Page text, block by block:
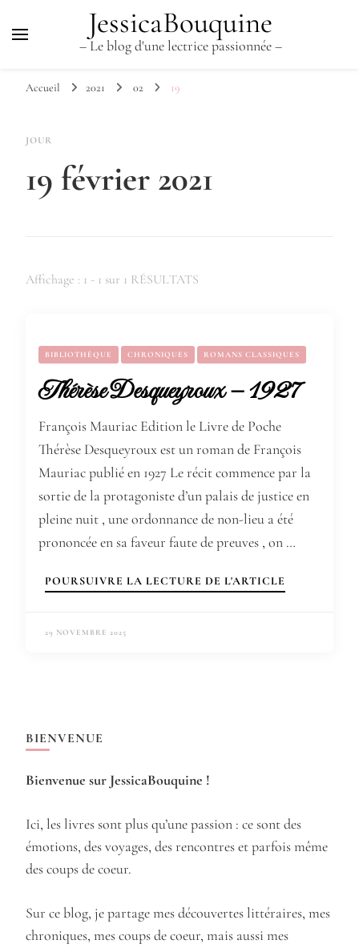
JessicaBouquine
– Le blog d'une lectrice passionnée –
Accueil 2021 02 19
JOUR
19 février 2021
Affichage : 1 - 1 sur 1 RÉSULTATS
BIBLIOTHÈQUE CHRONIQUES ROMANS CLASSIQUES
Thérèse Desqueyroux – 1927
François Mauriac Edition le Livre de Poche
Thérèse Desqueyroux est un roman de François
Mauriac publié en 1927 Le récit commence par la
sortie de la protagoniste d’un palais de justice en
pleine nuit , une ordonnance de non-lieu a été
prononcée en sa faveur faute de preuves , on …
POURSUIVRE LA LECTURE DE L'ARTICLE
29 NOVEMBRE 2025
BIENVENUE
Bienvenue sur JessicaBouquine !
Ici, les livres sont plus qu’une passion : ce sont des
émotions, des voyages, des rencontres et parfois même
des coups de coeur.
Sur ce blog, je partage mes découvertes littéraires, mes
chroniques, mes coups de coeur, mais aussi mes